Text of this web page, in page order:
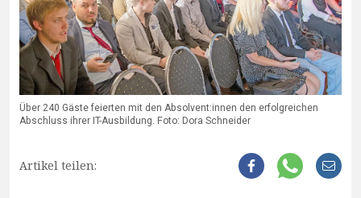
Über 240 Gäste feierten mit den Absolvent:innen den erfolgreichen
Abschluss ihrer IT-Ausbildung. Foto: Dora Schneider
Artikel teilen: